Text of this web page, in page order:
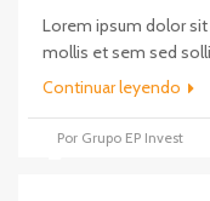
Lorem ipsum dolor
mollis et sem sed
Continuar leyendo
Por Grupo EP Invest